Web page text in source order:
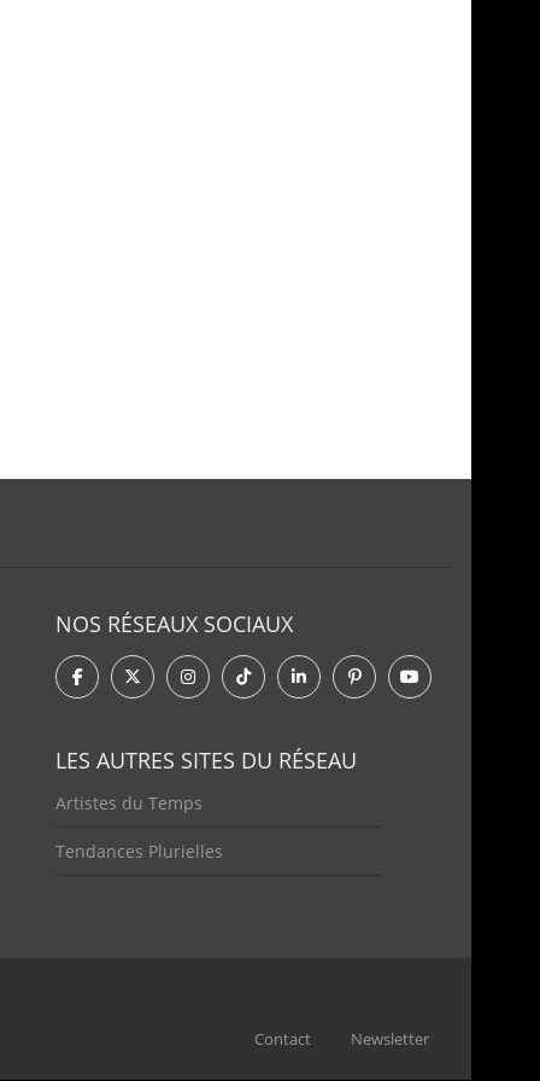
NOS RÉSEAUX SOCIAUX
LES AUTRES SITES DU RÉSEAU
Artistes du Temps
Tendances Plurielles
Contact Newsletter